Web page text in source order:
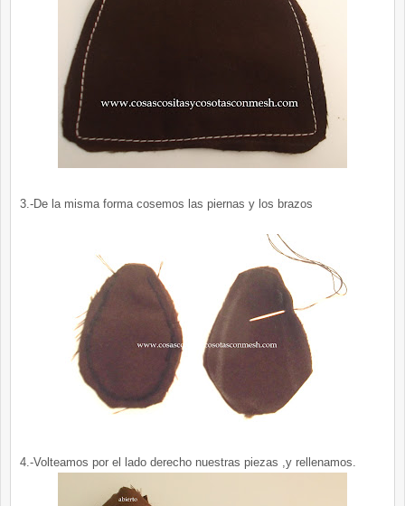
3.-De la misma forma cosemos las piernas y los brazos
4.-Volteamos por el lado derecho nuestras piezas ,y rellenamos.